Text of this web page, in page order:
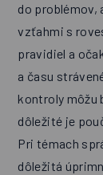
do problémov,
vzťahmi s
pravidiel a
a času
kontroly môžu
dôležité je
Pri témach
dôležitá